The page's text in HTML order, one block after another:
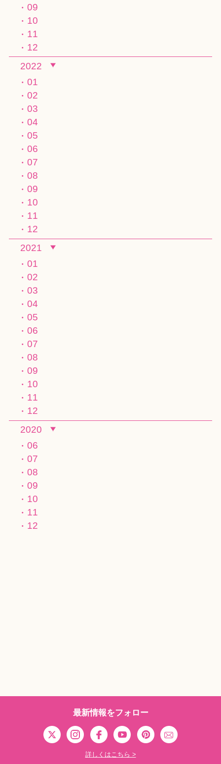
09
10
11
12
2022
01
02
03
04
05
06
07
08
09
10
11
12
2021
01
02
03
04
05
06
07
08
09
10
11
12
2020
06
07
08
09
10
11
12
最新情報をフォロー
詳しくはこちら >